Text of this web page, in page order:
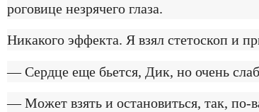
роговице незрячего глаза.
Никакого эффекта. Я взял стетоскоп и
— Сердце еще бьется, Дик, но очень
— Может взять и остановиться, так, по-